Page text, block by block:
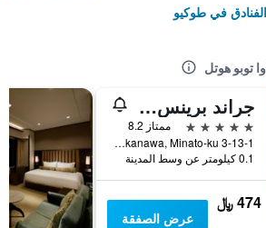
في طوكيو
توبو هوتل
جراند برينس هوتل شين تاكاناوا
5 نجوم
ممتاز 8.2
3-13-1 Takanawa, Minato-ku, طوكيو, اليابان
0.1 كيلومتر عن وسط المدينة
474 ﷼
عرض الصفقة